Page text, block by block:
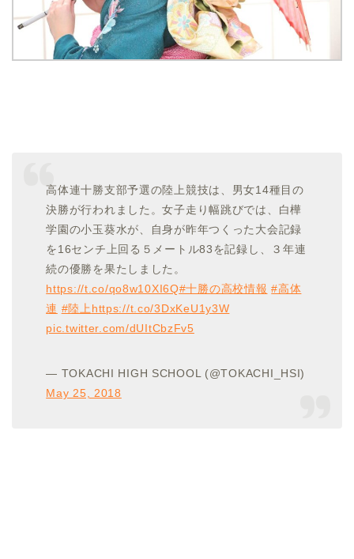
高体連十勝支部予選の陸上競技は、男女14種目の
決勝が行われました。女子走り幅跳びでは、白樺
学園の小玉葵水が、自身が昨年つくった大会記録
を16センチ上回る５メートル83を記録し、３年連
続の優勝を果たしました。
https://t.co/qo8w10XI6Q#十勝の高校情報 #高体
連 #陸上 https://t.co/3DxKeU1y3W
pic.twitter.com/dUItCbzFv5
— TOKACHI HIGH SCHOOL (@TOKACHI_HSI)
May 25, 2018